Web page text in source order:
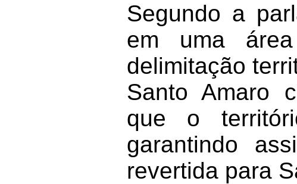
Segundo a
em uma
delimitação
Santo Amaro
que o
garantindo
revertida para